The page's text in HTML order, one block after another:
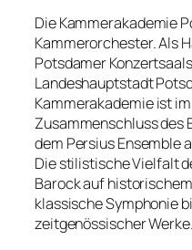
Die Kammerakademie
Kammerorchester. Als
Potsdamer
Landeshauptstadt
Kammerakademie ist
Zusammenschluss des
dem Persius Ensemble
Die stilistische Vielfalt
Barock auf
klassische Symphonie
zeitgenössischer Werke.